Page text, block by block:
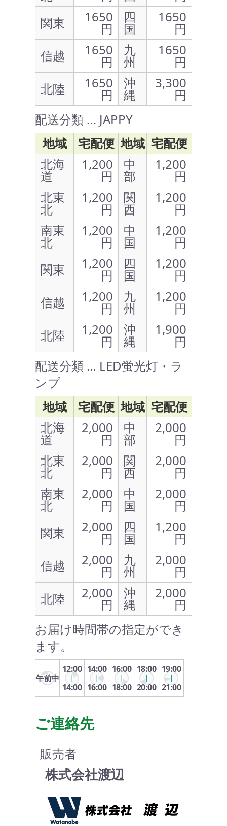
関東
1650
円
四
国
1650
円
信越
1650
円
九
州
1650
円
北陸
1650
円
沖
縄
3,300
円
配送分類 … JAPPY
地域
宅配便 地域 宅配便
北海
道
1,200
円
中
部
1,200
円
北東
北
1,200
円
関
西
1,200
円
南東
北
1,200
円
中
国
1,200
円
関東
1,200
円
四
国
1,200
円
信越
1,200
円
九
州
1,200
円
北陸
1,200
円
沖
縄
1,900
円
配送分類 … LED蛍光灯・ラ
ンプ
地域
宅配便 地域 宅配便
北海
道
2,000
円
中
部
2,000
円
北東
北
2,000
円
関
西
2,000
円
南東
北
2,000
円
中
国
2,000
円
関東
2,000
円
四
国
1,200
円
信越
2,000
円
九
州
2,000
円
北陸
2,000
円
沖
縄
2,000
円
お届け時間帯の指定ができ
ます。
午前中
12:00
14:00
14:00
16:00
16:00
18:00
18:00
20:00
19:00
21:00
ご連絡先
販売者
株式会社渡辺